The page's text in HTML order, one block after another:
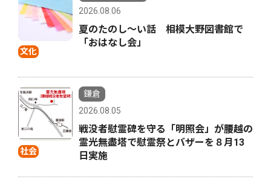
文化
2026.08.06
夏のたのし〜い話 相模大野図書館で
「おはなし会」
社会
鎌倉
2026.08.05
戦没者慰霊碑を守る「明照会」が腰越の
霊光無盡塔で慰霊祭とバザーを８月13
日実施